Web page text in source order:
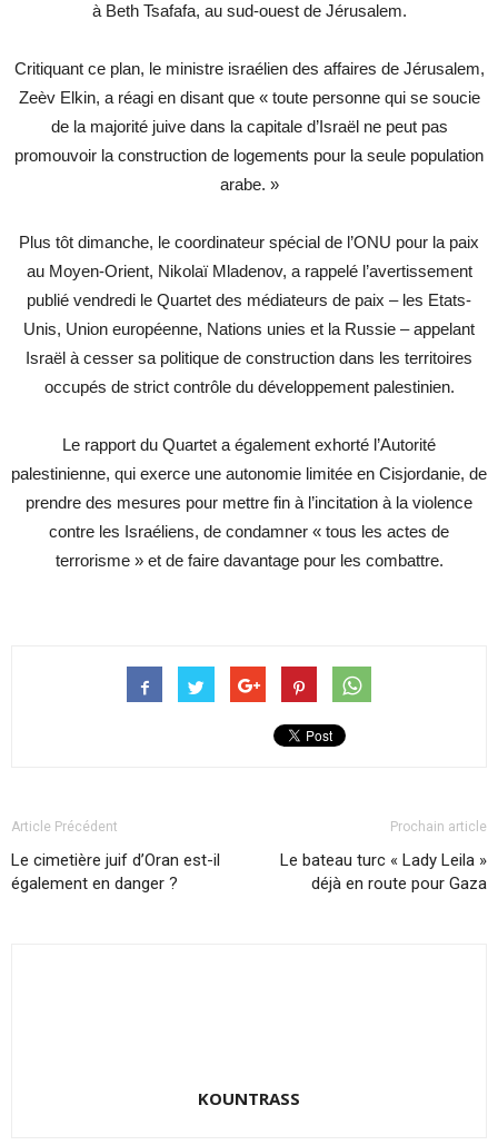
à Beth Tsafafa, au sud-ouest de Jérusalem.
Critiquant ce plan, le ministre israélien des affaires de Jérusalem,
Zeèv Elkin, a réagi en disant que « toute personne qui se soucie
de la majorité juive dans la capitale d’Israël ne peut pas
promouvoir la construction de logements pour la seule population
arabe. »
Plus tôt dimanche, le coordinateur spécial de l’ONU pour la paix
au Moyen-Orient, Nikolaï Mladenov, a rappelé l’avertissement
publié vendredi le Quartet des médiateurs de paix – les Etats-
Unis, Union européenne, Nations unies et la Russie – appelant
Israël à cesser sa politique de construction dans les territoires
occupés de strict contrôle du développement palestinien.
Le rapport du Quartet a également exhorté l’Autorité
palestinienne, qui exerce une autonomie limitée en Cisjordanie, de
prendre des mesures pour mettre fin à l’incitation à la violence
contre les Israéliens, de condamner « tous les actes de
terrorisme » et de faire davantage pour les combattre.
Article Précédent
Le cimetière juif d’Oran est-il
également en danger ?
Prochain article
Le bateau turc « Lady Leila »
déjà en route pour Gaza
KOUNTRASS